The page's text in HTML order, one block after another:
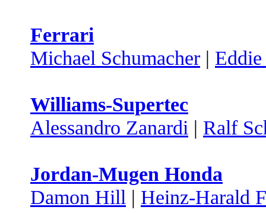
Ferrari
Michael Schumacher |
Williams-Supertec
Alessandro Zanardi | Ralf
Jordan-Mugen Honda
Damon Hill | Heinz-Harald